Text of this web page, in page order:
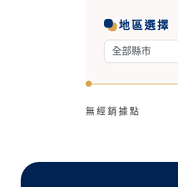
地區選擇
無經銷據點